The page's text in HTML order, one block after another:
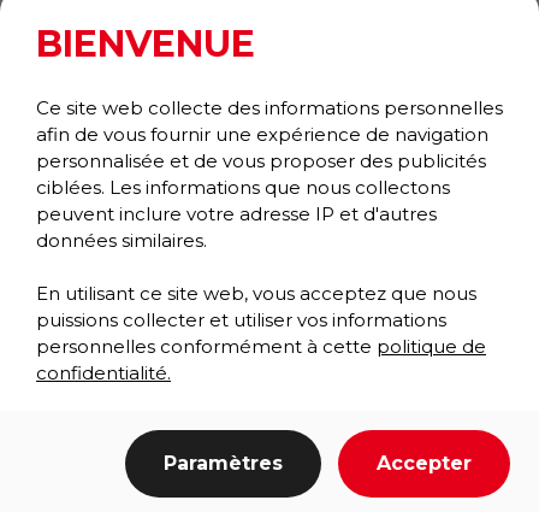
OXFORD ELITE
Essuie-pieds/Gratte-pieds
Une très bonne solution
BIENVENUE
Ce site web collecte des informations personnelles
afin de vous fournir une expérience de navigation
personnalisée et de vous proposer des publicités
ciblées. Les informations que nous collectons
peuvent inclure votre adresse IP et d'autres
données similaires.
En utilisant ce site web, vous acceptez que nous
puissions collecter et utiliser vos informations
personnelles conformément à cette politique de
confidentialité.
Paramètres Accepter